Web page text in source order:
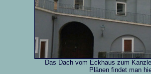
Das Dach vom Eckhaus zum
Plänen findet man